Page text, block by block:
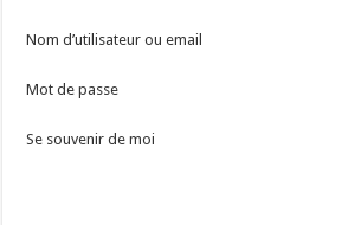
Nom d’utilisateur ou email
Mot de passe
Se souvenir de moi